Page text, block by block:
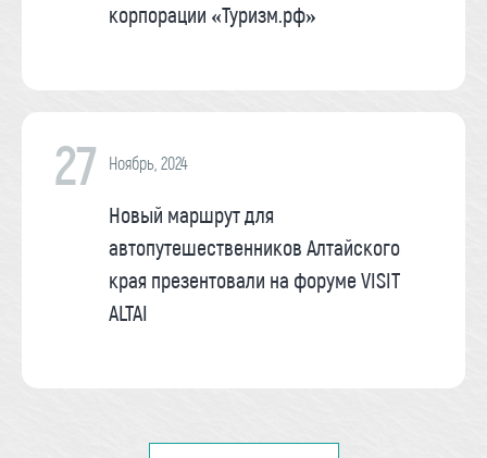
корпорации «Туризм.рф»
27 Ноябрь, 2024
Новый маршрут для
автопутешественников Алтайского
края презентовали на форуме VISIT
ALTAI